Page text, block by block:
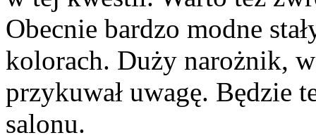
Obecnie bardzo modne
kolorach. Duży narożnik,
przykuwał uwagę. Będzie
salonu.